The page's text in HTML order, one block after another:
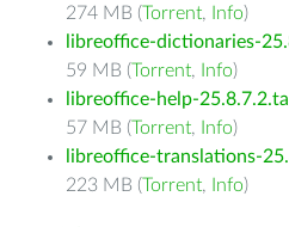
274 MB (Torrent, Info)
libreoffice-dictionaries-
59 MB (Torrent, Info)
libreoffice-help-
57 MB (Torrent, Info)
libreoffice-translations-
223 MB (Torrent, Info)